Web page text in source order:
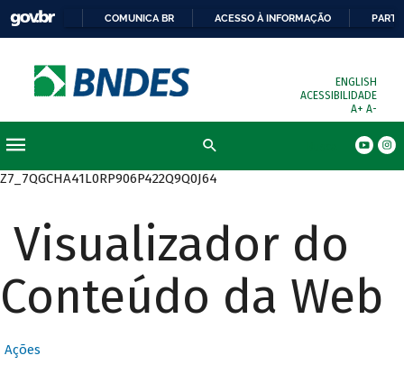
COMUNICA BR ACESSO À INFORMAÇÃO
ENGLISH
ACESSIBILIDADE
A+ A-
Z7_7QGCHA41L0RP906P422Q9Q0J64
Visualizador do
Conteúdo da Web
Ações